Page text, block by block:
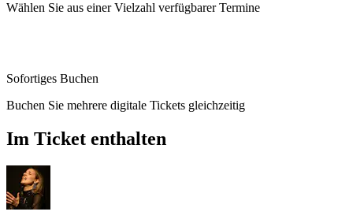
Wählen Sie aus einer Vielzahl verfügbarer Termine
Sofortiges Buchen
Buchen Sie mehrere digitale Tickets gleichzeitig
Im Ticket enthalten